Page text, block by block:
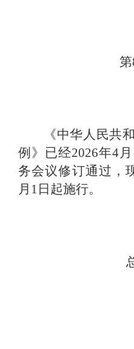
第
《中华人民共
例》已经2026年4月
务会议修订通过，
月 1 日起施行。